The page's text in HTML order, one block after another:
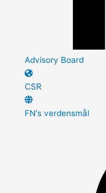
Advisory Board
CSR
FN's verdensmål